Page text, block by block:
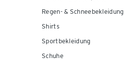
Regen- & Schneebekleidung
Shirts
Sportbekleidung
Schuhe